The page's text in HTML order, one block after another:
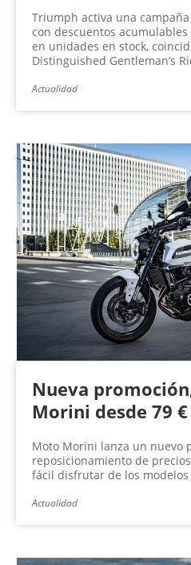
Triumph activa una
con descuentos
en unidades en stock,
Distinguished Gentleman’s
Actualidad
Nueva
Morini desde 79
Moto Morini lanza un nuevo
reposicionamiento de
fácil disfrutar de los modelos
Actualidad